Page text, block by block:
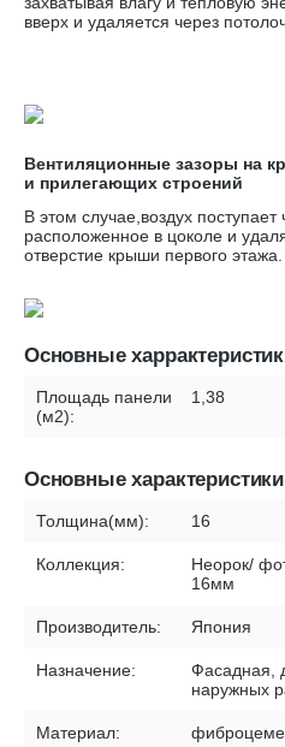
вверх и удаляется через
Вентиляционные зазоры на
и прилегающих строений
В этом случае,воздух поступает
расположенное в цоколе и
отверстие крыши первого этажа.
Основные
Площадь панели
(м2):
1,38
Основные характеристики
Толщина(мм): 16
Коллекция:
Неорок/
16мм
Производитель: Япония
Назначение:
Фасадная,
наружных
Материал: